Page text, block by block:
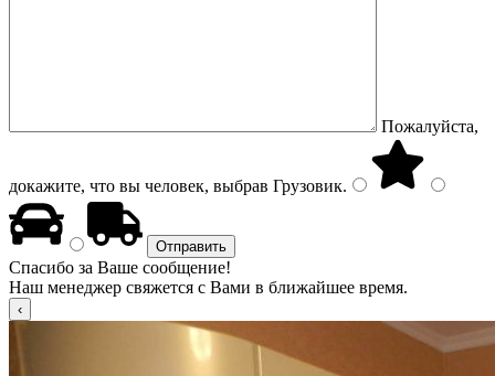
Пожалуйста,
докажите, что вы человек, выбрав Грузовик.
Спасибо за Ваше сообщение!
Наш менеджер свяжется с Вами в ближайшее время.